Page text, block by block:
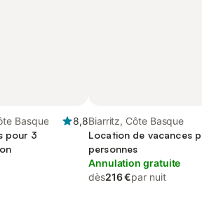
Basque
8,8
pour 3
Biarritz, Côte Basque
Location de vacances
personnes
Annulation gratuite
dès216 €par nuit